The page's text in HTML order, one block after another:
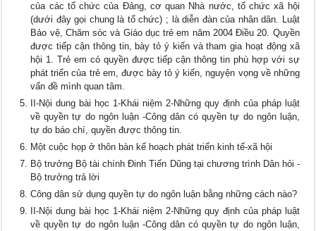
của các tổ chức của Đảng, cơ quan Nhà nước, tổ chức xã hội
(dưới đây gọi chung là tổ chức) ; là diễn đàn của nhân dân. Luật
Bảo vệ, Chăm sóc và Giáo dục trẻ em năm 2004 Điều 20. Quyền
được tiếp cận thông tin, bày tỏ ý kiến và tham gia hoạt động xã
hội 1. Trẻ em có quyền được tiếp cận thông tin phù hợp với sự
phát triển của trẻ em, được bày tỏ ý kiến, nguyện vọng về những
vấn đề mình quan tâm.
II-Nội dung bài học 1-Khái niệm 2-Những quy định của pháp luật
về quyền tự do ngôn luận -Công dân có quyền tự do ngôn luận,
tự do báo chí, quyền được thông tin.
Một cuộc họp ở thôn bàn kế hoạch phát triển kinh tế-xã hội
Bộ trưởng Bộ tài chính Đinh Tiến Dũng tại chương trình Dân hỏi -
Bộ trưởng trả lời
Công dân sử dụng quyền tự do ngôn luận bằng những cách nào?
II-Nội dung bài học 1-Khái niệm 2-Những quy định của pháp luật
về quyền tự do ngôn luận -Công dân có quyền tự do ngôn luận,